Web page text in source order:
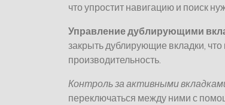
что упростит навигацию и поиск
Управление дублирующими
закрыть дублирующие вкладки,
производительность.
Контроль за активными
переключаться между ними с